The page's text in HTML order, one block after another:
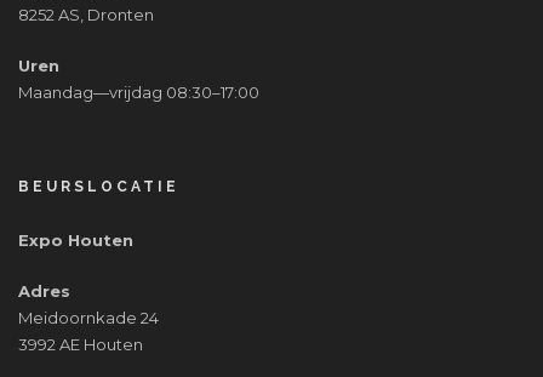
8252 AS, Dronten
Uren
Maandag—vrijdag 08:30–17:00
BEURSLOCATIE
Expo Houten
Adres
Meidoornkade 24
3992 AE Houten